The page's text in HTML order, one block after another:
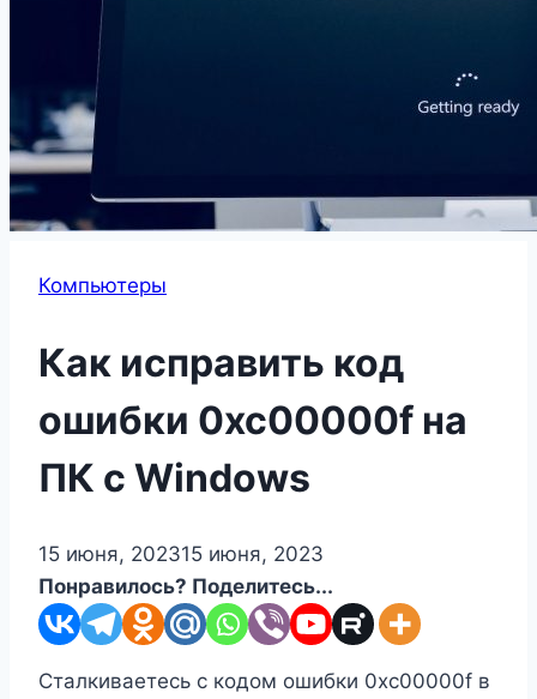
Компьютеры
Как исправить код
ошибки 0xc00000f на
ПК с Windows
15 июня, 202315 июня, 2023
Понравилось? Поделитесь...
Сталкиваетесь с кодом ошибки 0xc00000f в